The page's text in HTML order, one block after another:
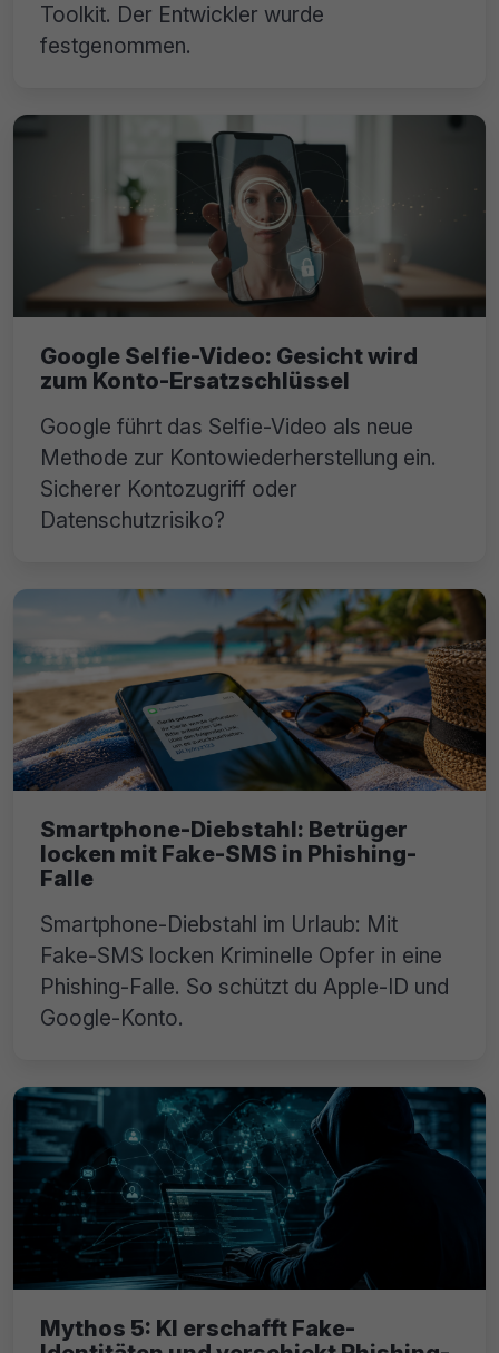
Toolkit. Der Entwickler wurde
festgenommen.
Google Selfie-Video: Gesicht wird
zum Konto-Ersatzschlüssel
Google führt das Selfie-Video als neue
Methode zur Kontowiederherstellung ein.
Sicherer Kontozugriff oder
Datenschutzrisiko?
Smartphone-Diebstahl: Betrüger
locken mit Fake-SMS in Phishing-
Falle
Smartphone-Diebstahl im Urlaub: Mit
Fake-SMS locken Kriminelle Opfer in eine
Phishing-Falle. So schützt du Apple-ID und
Google-Konto.
Mythos 5: KI erschafft Fake-